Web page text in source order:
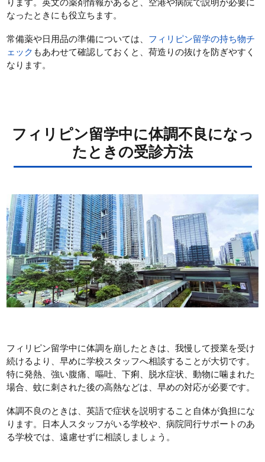
ります。英文の薬剤情報があると、空港や病院で説明が必要に
なったときにも役立ちます。
常備薬や日用品の準備については、 フィリピン留学の持ち物チ
ェック もあわせて確認しておくと、荷造りの抜けを防ぎやすく
なります。
フィリピン留学中に体調不良になっ
たときの受診方法
フィリピン留学中に体調を崩したときは、我慢して授業を受け
続けるより、早めに学校スタッフへ相談することが大切です。
特に発熱、強い腹痛、嘔吐、下痢、脱水症状、動物に噛まれた
場合、蚊に刺された後の高熱などは、早めの対応が必要です。
体調不良のときは、英語で症状を説明すること自体が負担にな
ります。日本人スタッフがいる学校や、病院同行サポートのあ
る学校では、遠慮せずに相談しましょう。